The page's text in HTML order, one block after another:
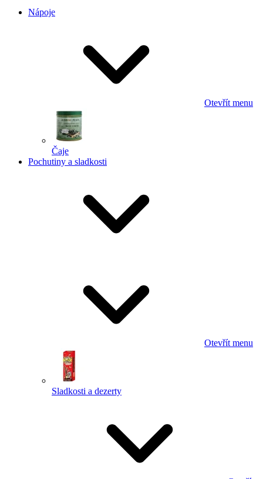
Nápoje
Otevřít menu
Čaje
Pochutiny a sladkosti
Otevřít menu
Sladkosti a dezerty